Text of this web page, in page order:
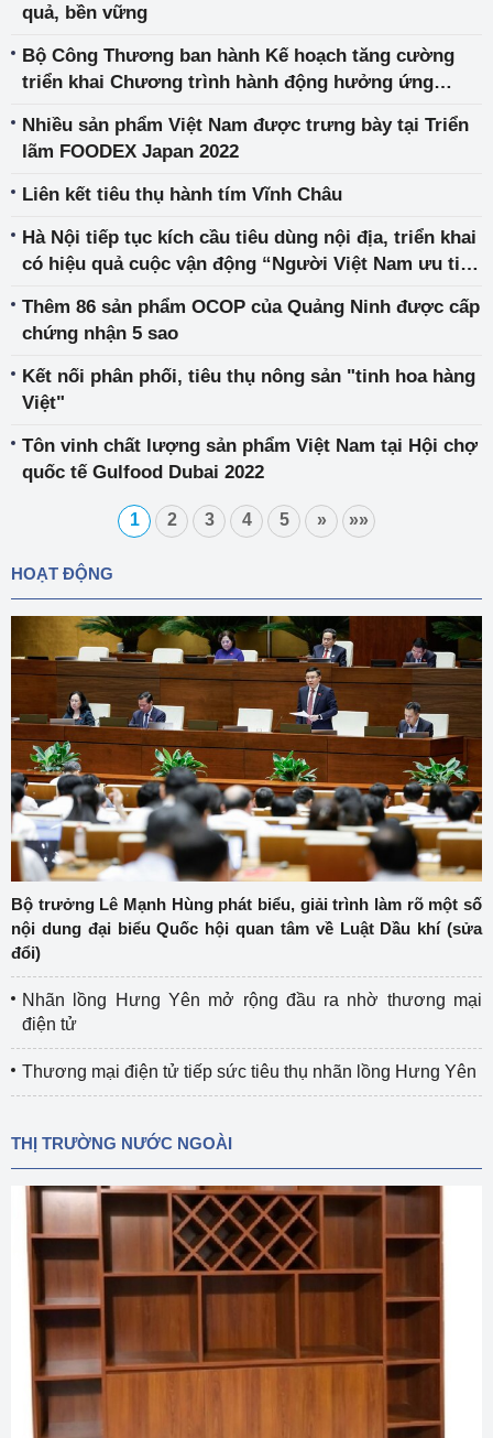
quả, bền vững
Bộ Công Thương ban hành Kế hoạch tăng cường
triển khai Chương trình hành động hưởng ứng
Việt Nam” năm 2022
Nhiều sản phẩm Việt Nam được trưng bày tại Triển
lãm FOODEX Japan 2022
Liên kết tiêu thụ hành tím Vĩnh Châu
Hà Nội tiếp tục kích cầu tiêu dùng nội địa, triển khai
có hiệu quả cuộc vận động “Người Việt Nam ưu tiên
Thêm 86 sản phẩm OCOP của Quảng Ninh được cấp
chứng nhận 5 sao
Kết nối phân phối, tiêu thụ nông sản "tinh hoa hàng
Việt"
Tôn vinh chất lượng sản phẩm Việt Nam tại Hội chợ
quốc tế Gulfood Dubai 2022
1 2 3 4 5 » »»
HOẠT ĐỘNG
Bộ trưởng Lê Mạnh Hùng phát biểu, giải trình làm rõ một số
nội dung đại biểu Quốc hội quan tâm về Luật Dầu khí (sửa
đổi)
Nhãn lồng Hưng Yên mở rộng đầu ra nhờ thương mại
điện tử
Thương mại điện tử tiếp sức tiêu thụ nhãn lồng Hưng Yên
THỊ TRƯỜNG NƯỚC NGOÀI